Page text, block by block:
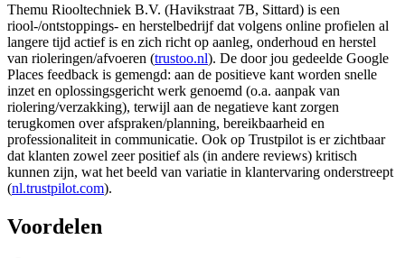
Themu Riooltechniek B.V. (Havikstraat 7B, Sittard) is een
riool-/ontstoppings- en herstelbedrijf dat volgens online profielen al
langere tijd actief is en zich richt op aanleg, onderhoud en herstel
van rioleringen/afvoeren (trustoo.nl). De door jou gedeelde Google
Places feedback is gemengd: aan de positieve kant worden snelle
inzet en oplossingsgericht werk genoemd (o.a. aanpak van
riolering/verzakking), terwijl aan de negatieve kant zorgen
terugkomen over afspraken/planning, bereikbaarheid en
professionaliteit in communicatie. Ook op Trustpilot is er zichtbaar
dat klanten zowel zeer positief als (in andere reviews) kritisch
kunnen zijn, wat het beeld van variatie in klantervaring onderstreept
(nl.trustpilot.com).
Voordelen